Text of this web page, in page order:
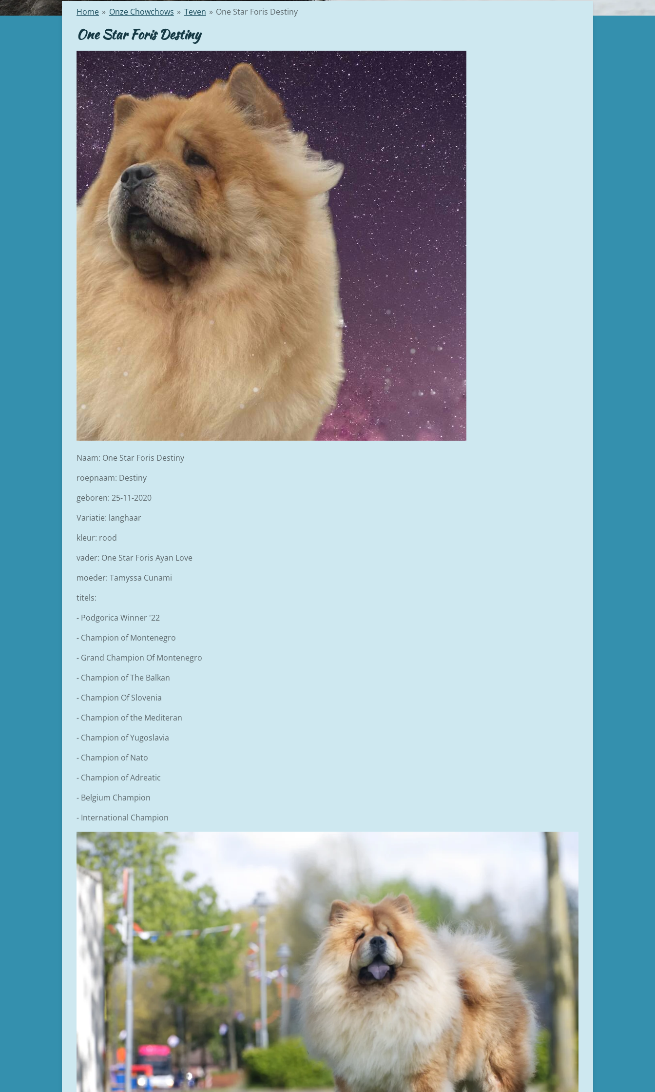
Home » Onze Chowchows » Teven » One Star Foris Destiny
One Star Foris Destiny
Naam: One Star Foris Destiny
roepnaam: Destiny
geboren: 25-11-2020
Variatie: langhaar
kleur: rood
vader: One Star Foris Ayan Love
moeder: Tamyssa Cunami
titels:
- Podgorica Winner '22
- Champion of Montenegro
- Grand Champion Of Montenegro
- Champion of The Balkan
- Champion Of Slovenia
- Champion of the Mediteran
- Champion of Yugoslavia
- Champion of Nato
- Champion of Adreatic
- Belgium Champion
- International Champion